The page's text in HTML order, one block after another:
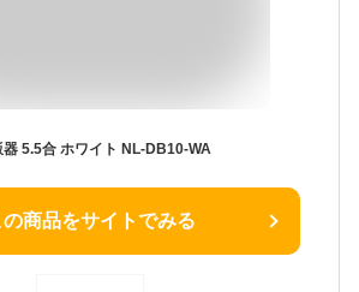
5.5合 ホワイト NL-DB10-WA
の商品をサイトでみる